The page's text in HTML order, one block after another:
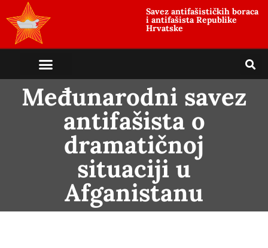
Savez antifašističkih boraca
i antifašista Republike
Hrvatske
Međunarodni savez
antifašista o
dramatičnoj
situaciji u
Afganistanu